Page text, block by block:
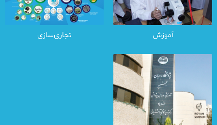
آموزش تجاری‌سازی